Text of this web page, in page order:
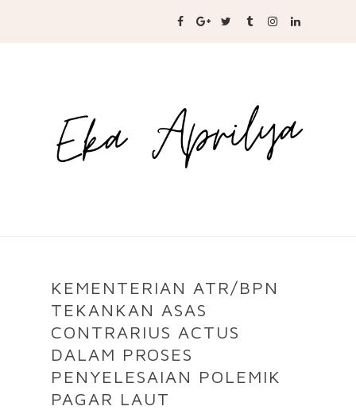
KEMENTERIAN ATR/BPN
TEKANKAN ASAS
CONTRARIUS ACTUS
DALAM PROSES
PENYELESAIAN POLEMIK
PAGAR LAUT